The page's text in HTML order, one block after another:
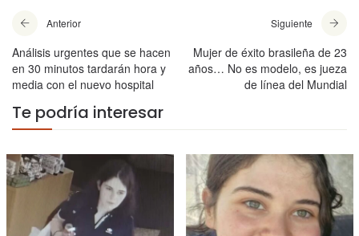
Anterior
Análisis urgentes que se hacen
en 30 minutos tardarán hora y
media con el nuevo hospital
Siguiente
Mujer de éxito brasileña de 23
años… No es modelo, es jueza
de línea del Mundial
Te podría interesar